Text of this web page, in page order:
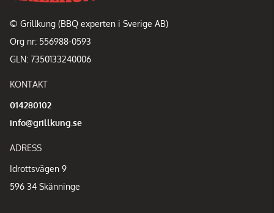
© Grillkung (BBQ experten i Sverige AB)
Org nr: 556988-0593
GLN: 7350133240006
KONTAKT
014280102
info@grillkung.se
ADRESS
Idrottsvägen 9
596 34 Skänninge